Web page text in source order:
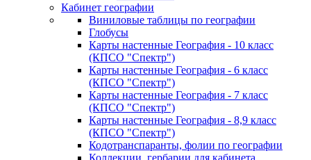
Кабинет географии
Виниловые таблицы по географии
Глобусы
Карты настенные География - 10 класс
(КПСО "Спектр")
Карты настенные География - 6 класс
(КПСО "Спектр")
Карты настенные География - 7 класс
(КПСО "Спектр")
Карты настенные География - 8,9 класс
(КПСО "Спектр")
Кодотранспаранты, фолии по географии
Коллекции, гербарии для кабинета